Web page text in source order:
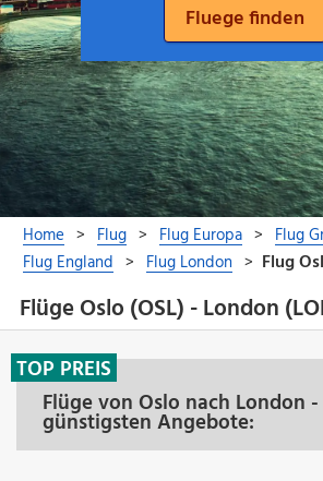
Flüge Oslo (OSL) - London
Flüge von Oslo nach London
günstigsten Angebote:
TOP PREIS